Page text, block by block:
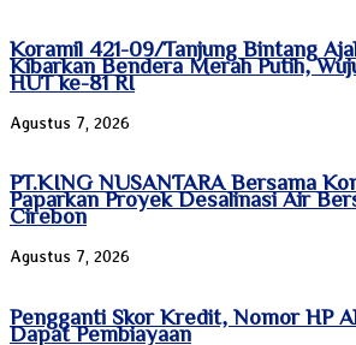
Koramil 421-09/Tanjung Bintang
Kibarkan Bendera Merah Putih,
HUT ke-81 RI
Agustus 7, 2026
PT.KING NUSANTARA Bersama
Paparkan Proyek Desalinasi Air
Cirebon
Agustus 7, 2026
Pengganti Skor Kredit, Nomor HP
Dapat Pembiayaan